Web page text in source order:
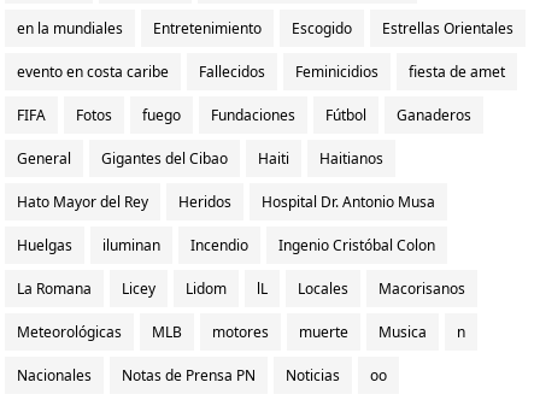
en la mundiales Entretenimiento Escogido Estrellas Orientales
evento en costa caribe Fallecidos Feminicidios fiesta de amet
FIFA Fotos fuego Fundaciones Fútbol Ganaderos
General Gigantes del Cibao Haiti Haitianos
Hato Mayor del Rey Heridos Hospital Dr. Antonio Musa
Huelgas iluminan Incendio Ingenio Cristóbal Colon
La Romana Licey Lidom lL Locales Macorisanos
Meteorológicas MLB motores muerte Musica n
Nacionales Notas de Prensa PN Noticias oo